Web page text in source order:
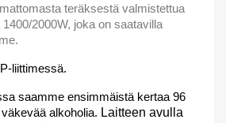
teräksestä valmistettua
2000W, joka on saatavilla
liittimessä.
saamme ensimmäistä kertaa 96
alkoholia. Laitteen avulla